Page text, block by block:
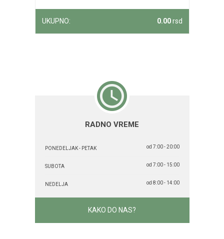
UKUPNO: 0.00rsd
RADNO VREME
PONEDELJAK - PETAK od 7:00 - 20:00
SUBOTA od 7:00 - 15:00
NEDELJA od 8:00 - 14:00
KAKO DO NAS?